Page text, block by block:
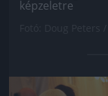
képzeletre